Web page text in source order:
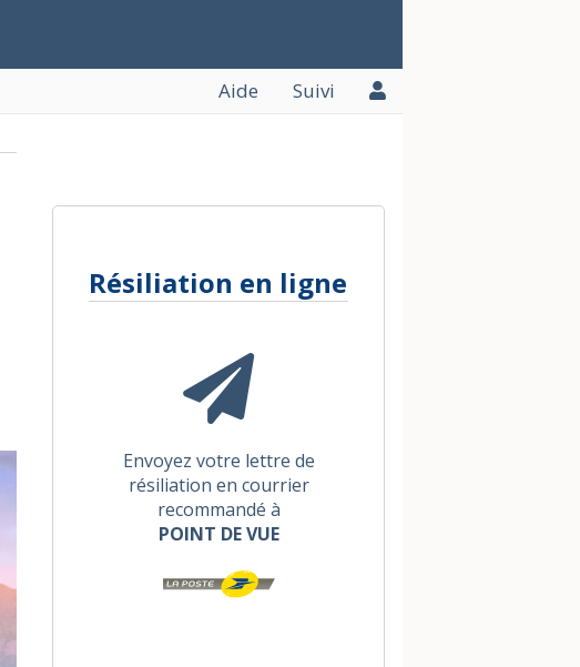
Suivi
Aide
Résiliation en ligne
Envoyez votre lettre de
résiliation en courrier
recommandé à
POINT DE VUE